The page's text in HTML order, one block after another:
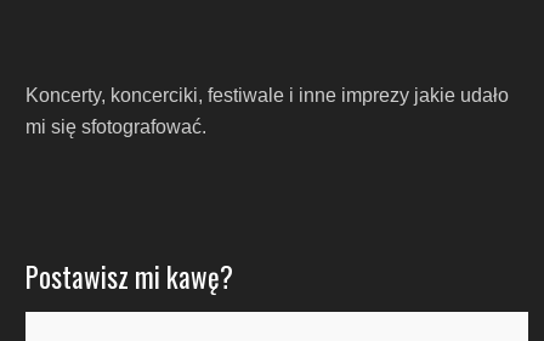
Koncerty, koncerciki, festiwale i inne imprezy jakie udało
mi się sfotografować.
Postawisz mi kawę?